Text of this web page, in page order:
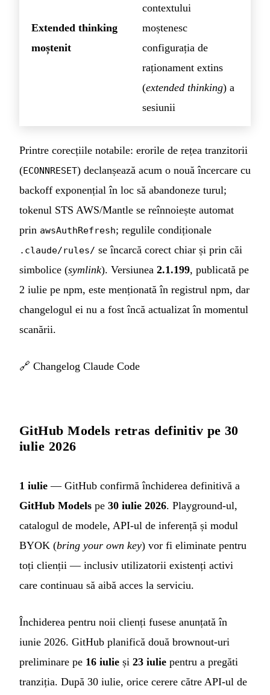
Extended thinking
moștenit
contextului
moștenesc
configurația de
raționament extins
(extended thinking) a
sesiunii
Printre corecțiile notabile: erorile de rețea tranzitorii
(ECONNRESET) declanșează acum o nouă încercare cu
backoff exponențial în loc să abandoneze turul;
tokenul STS AWS/Mantle se reînnoiește automat
prin awsAuthRefresh; regulile condiționale
.claude/rules/ se încarcă corect chiar și prin căi
simbolice (symlink). Versiunea 2.1.199, publicată pe
2 iulie pe npm, este menționată în registrul npm, dar
changelogul ei nu a fost încă actualizat în momentul
scanării.
🔗 Changelog Claude Code
GitHub Models retras definitiv pe 30
iulie 2026
1 iulie — GitHub confirmă închiderea definitivă a
GitHub Models pe 30 iulie 2026. Playground-ul,
catalogul de modele, API-ul de inferență și modul
BYOK (bring your own key) vor fi eliminate pentru
toți clienții — inclusiv utilizatorii existenți activi
care continuau să aibă acces la serviciu.
Închiderea pentru noii clienți fusese anunțată în
iunie 2026. GitHub planifică două brownout-uri
preliminare pe 16 iulie și 23 iulie pentru a pregăti
tranziția. După 30 iulie, orice cerere către API-ul de